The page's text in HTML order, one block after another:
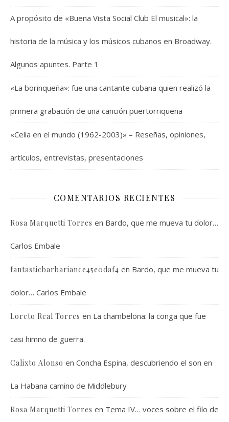
A propósito de «Buena Vista Social Club El musical»: la
historia de la música y los músicos cubanos en Broadway.
Algunos apuntes. Parte 1
«La borinqueña»: fue una cantante cubana quien realizó la
primera grabación de una canción puertorriqueña
«Celia en el mundo (1962-2003)» – Reseñas, opiniones,
artículos, entrevistas, presentaciones
COMENTARIOS RECIENTES
Rosa Marquetti Torres en Bardo, que me mueva tu dolor…
Carlos Embale
fantasticbarbariance45e0daf4 en Bardo, que me mueva tu
dolor… Carlos Embale
Loreto Real Torres en La chambelona: la conga que fue
casi himno de guerra.
Calixto Alonso en Concha Espina, descubriendo el son en
La Habana camino de Middlebury
Rosa Marquetti Torres en Tema IV… voces sobre el filo de